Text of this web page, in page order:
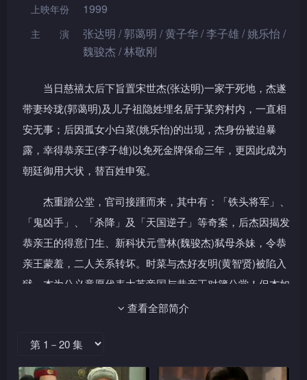
上映年份 1999
主演
张达明 / 郭蔼明 / 黄子华 / 李子雄 / 姚乐怡 /
魏骏杰 / 林敬刚
当日慈禧太后下旨置宋世杰(张达明)一家于死地，杰遂
带妻玲珑(郭蔼明)及儿子祖隐姓埋名居于某穷村内，一直相
安无事；后因孤女小白菜(姚乐怡)的出现，杰身份被迫暴
露，幸得恭亲王(李子雄)以免死金牌保命三年，更因此成为
朝廷御用大状，替百姓申冤。
杰重踏公堂，官司接踵而来，其中有：「铁头将军」、
「鬼凶手」、「杀降」及「天国逆子」等奇案，后杰因揭发
恭亲王的得意门生、新科状元雪林(魏骏杰)弑母杀妹，令恭
亲王蒙羞，二人关系转坏。时菜与杰好友明(黄智贤)被陷入
狱，杰为公义竟愿代表大英帝国与恭亲王对簿公堂！但杰如
获胜，将成大清千古罪人，必死无疑，究竟他会如何抉择？
查看全部简介